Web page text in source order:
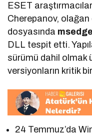
ESET
Cherepanov, olağan
dosyasında
DLL tespit etti.
sürümü dahil olmak
versiyonların kritik bir
24 Temmuz’da